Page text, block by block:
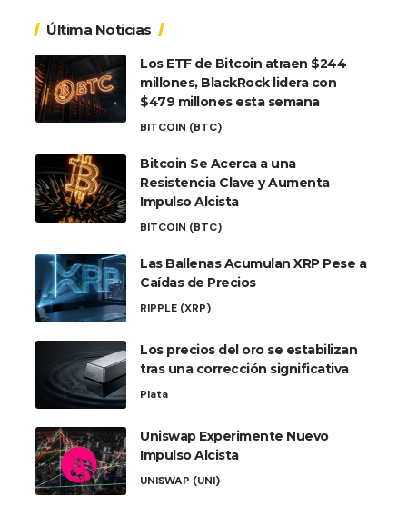
Última Noticias
Los ETF de Bitcoin atraen $244
millones, BlackRock lidera con
$479 millones esta semana
BITCOIN (BTC)
Bitcoin Se Acerca a una
Resistencia Clave y Aumenta
Impulso Alcista
BITCOIN (BTC)
Las Ballenas Acumulan XRP Pese a
Caídas de Precios
RIPPLE (XRP)
Los precios del oro se estabilizan
tras una corrección significativa
Plata
Uniswap Experimente Nuevo
Impulso Alcista
UNISWAP (UNI)